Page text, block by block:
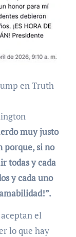
en Truth
muy justo
porque, si no
todas y cada
y cada uno
el
lo que hay